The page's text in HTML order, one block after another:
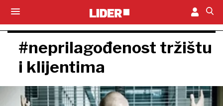
#neprilagođenost tržištu
i klijentima